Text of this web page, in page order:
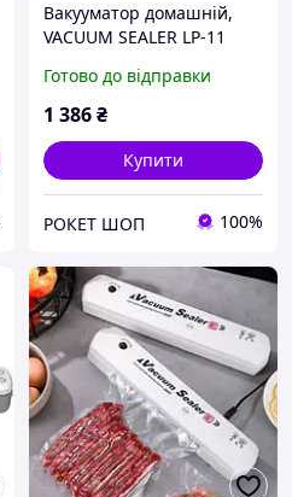
Вакууматор домашній,
VACUUM SEALER LP-11
ресторану, Апарат
вакуумного паковання
Готово до відправки
1 386₴
Купити
РОКЕТ ШОП 100%